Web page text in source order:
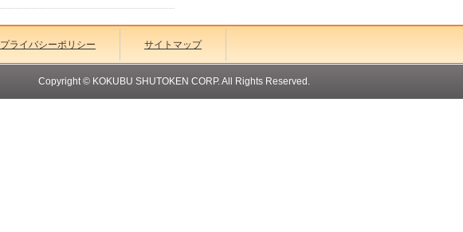
プライバシーポリシー サイトマップ
Copyright © KOKUBU SHUTOKEN CORP. All Rights Reserved.